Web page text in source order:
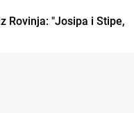
Rovinja: "Josipa i Stipe,